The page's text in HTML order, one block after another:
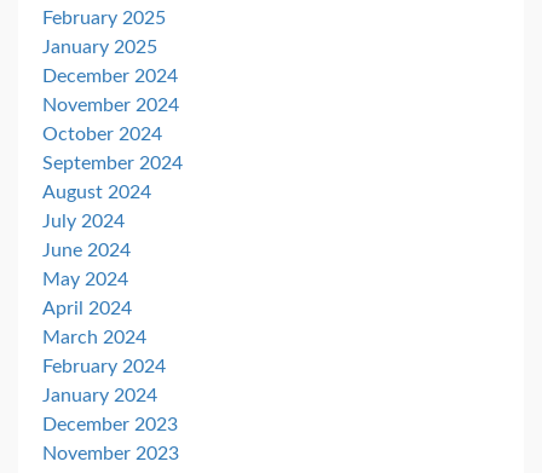
February 2025
January 2025
December 2024
November 2024
October 2024
September 2024
August 2024
July 2024
June 2024
May 2024
April 2024
March 2024
February 2024
January 2024
December 2023
November 2023